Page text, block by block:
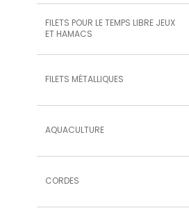
FILETS POUR LE TEMPS LIBRE JEUX
ET HAMACS
FILETS MÉTALLIQUES
AQUACULTURE
CORDES